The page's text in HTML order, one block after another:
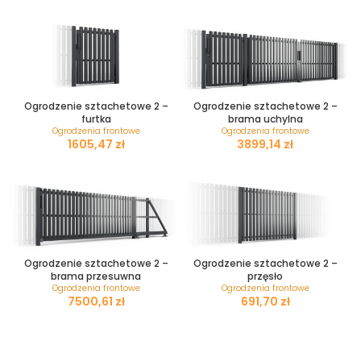
Ogrodzenie sztachetowe 2 –
furtka
Ogrodzenia frontowe
zł
Ogrodzenie sztachetowe 2 –
brama uchylna
Ogrodzenia frontowe
zł
Ogrodzenie sztachetowe 2 –
brama przesuwna
Ogrodzenia frontowe
zł
Ogrodzenie sztachetowe 2 –
przęsło
Ogrodzenia frontowe
zł